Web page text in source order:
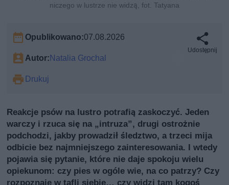
niczego w lustrze nie widzą, fot. Tatyana
Opublikowano:07.08.2026
Autor:Natalia Grochal
Drukuj
Udostępnij
Reakcje psów na lustro potrafią zaskoczyć. Jeden
warczy i rzuca się na „intruzа”, drugi ostrożnie
podchodzi, jakby prowadził śledztwo, a trzeci mija
odbicie bez najmniejszego zainteresowania. I wtedy
pojawia się pytanie, które nie daje spokoju wielu
opiekunom: czy pies w ogóle wie, na co patrzy? Czy
rozpoznaje w tafli siebie… czy widzi tam kogoś